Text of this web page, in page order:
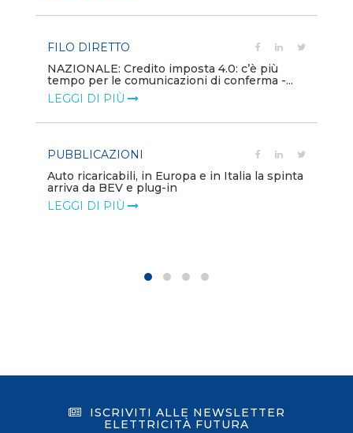
FILO DIRETTO
NAZIONALE: Credito imposta 4.0: c’è più
tempo per le comunicazioni di conferma -...
LEGGI DI PIÙ
PUBBLICAZIONI
Auto ricaricabili, in Europa e in Italia la spinta
arriva da BEV e plug-in
LEGGI DI PIÙ
ISCRIVITI ALLE NEWSLETTER
ELETTRICITÀ FUTURA